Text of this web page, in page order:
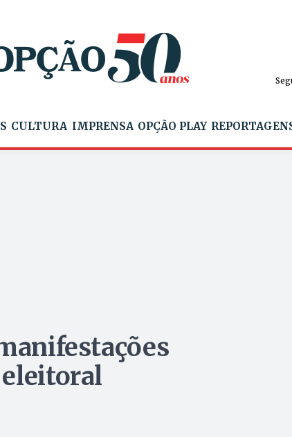
CULTURA IMPRENSA OPÇÃO PLAY